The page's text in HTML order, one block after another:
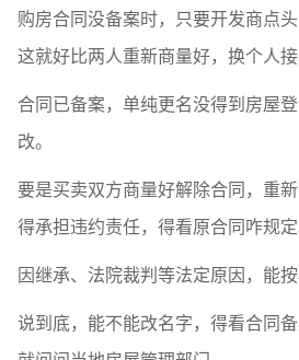
购房合同没备案时，只要开发商点
这就好比两人重新商量好，换个人接
合同已备案，单纯更名没得到房屋
改。
要是买卖双方商量好解除合同，重
得承担违约责任，得看原合同咋规定
因继承、法院裁判等法定原因，能
说到底，能不能改名字，得看合同